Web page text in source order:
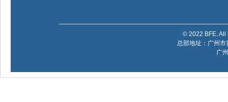
© 2022 BFE.
总部地址：广州
广